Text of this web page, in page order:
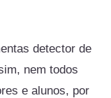
detector de
nem todos
e alunos, por